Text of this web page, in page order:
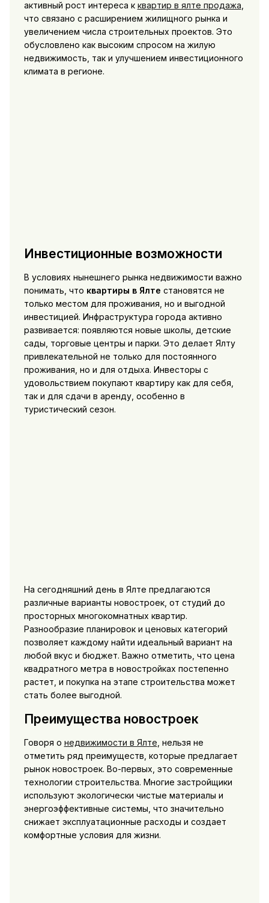
активный рост интереса к квартир в ялте продажа
что связано с расширением жилищного рынка и
увеличением числа строительных проектов. Это
обусловлено как высоким спросом на жилую
недвижимость, так и улучшением инвестиционного
климата в регионе.
Инвестиционные возможности
В условиях нынешнего рынка недвижимости важно
понимать, что квартиры в Ялте становятся не
только местом для проживания, но и выгодной
инвестицией. Инфраструктура города активно
развивается: появляются новые школы, детские
сады, торговые центры и парки. Это делает Ялту
привлекательной не только для постоянного
проживания, но и для отдыха. Инвесторы с
удовольствием покупают квартиру как для себя,
так и для сдачи в аренду, особенно в
туристический сезон.
На сегодняшний день в Ялте предлагаются
различные варианты новостроек, от студий до
просторных многокомнатных квартир.
Разнообразие планировок и ценовых категорий
позволяет каждому найти идеальный вариант на
любой вкус и бюджет. Важно отметить, что цена
квадратного метра в новостройках постепенно
растет, и покупка на этапе строительства может
стать более выгодной.
Преимущества новостроек
Говоря о недвижимости в Ялте , нельзя не
отметить ряд преимуществ, которые предлагает
рынок новостроек. Во-первых, это современные
технологии строительства. Многие застройщики
используют экологически чистые материалы и
энергоэффективные системы, что значительно
снижает эксплуатационные расходы и создает
комфортные условия для жизни.